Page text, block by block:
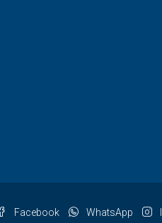
Facebook WhatsApp